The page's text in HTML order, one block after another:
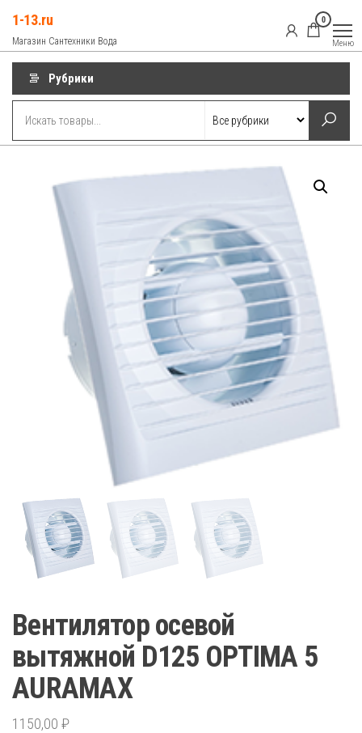
содержимому
1-13.ru
Магазин Сантехники Вода
0
Меню
Рубрики
Вентилятор осевой
вытяжной D125 OPTIMA 5
AURAMAX
1150,00 ₽